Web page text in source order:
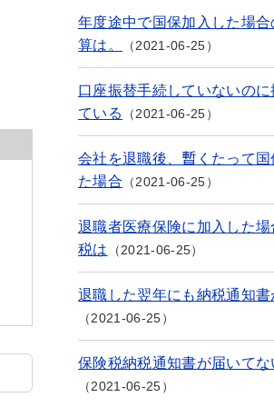
年度途中で国保加入した場合
算は。
2021-06-25
口座振替手続していないの
ている
2021-06-25
会社を退職後、暫くたって国
た場合
2021-06-25
退職者医療保険に加入した場
税は
2021-06-25
退職した翌年にも納税通知書
2021-06-25
保険税納税通知書が届いてな
2021-06-25